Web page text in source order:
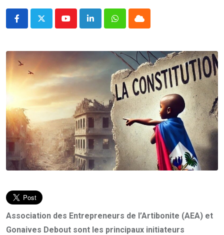
YoutubeLinkedInWhatsappCloud
Association des Entrepreneurs de l’Artibonite (AEA) et
Gonaives Debout sont les principaux initiateurs